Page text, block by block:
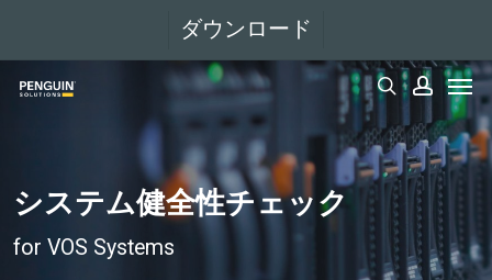
ツ
ダウンロード
メニュー
システム健全性チェック
for VOS Systems